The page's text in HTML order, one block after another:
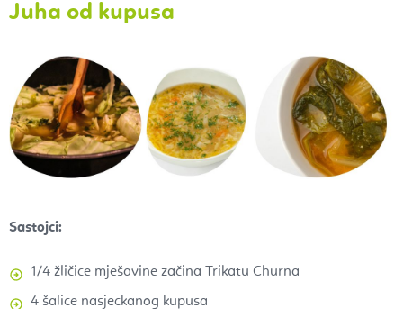
Juha od kupusa
Sastojci:
1/4 žličice mješavine začina Trikatu Churna
4 šalice nasjeckanog kupusa